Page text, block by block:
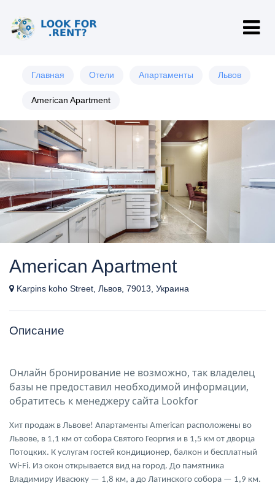
Главная Отели Апартаменты Львов
American Apartment
American Apartment
Karpins koho Street, Львов, 79013, Украина
Описание
Онлайн бронирование не возможно, так владелец
базы не предоставил необходимой информации,
обратитесь к менеджеру сайта Lookfor
Хит продаж в Львове! Апартаменты American расположены во
Львове, в 1,1 км от собора Святого Георгия и в 1,5 км от дворца
Потоцких. К услугам гостей кондиционер, балкон и бесплатный
Wi-Fi. Из окон открывается вид на город. До памятника
Владимиру Ивасюку — 1,8 км, а до Латинского собора — 1,9 км.